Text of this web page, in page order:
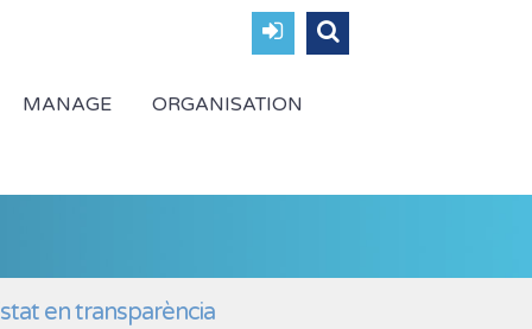
MANAGE ORGANISATION
en transparència